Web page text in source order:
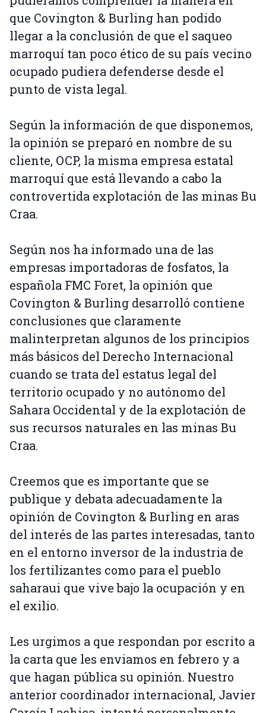
que Covington & Burling han podido
llegar a la conclusión de que el saqueo
marroquí tan poco ético de su país vecino
ocupado pudiera defenderse desde el
punto de vista legal.
Según la información de que disponemos,
la opinión se preparó en nombre de su
cliente, OCP, la misma empresa estatal
marroquí que está llevando a cabo la
controvertida explotación de las minas Bu
Craa.
Según nos ha informado una de las
empresas importadoras de fosfatos, la
española FMC Foret, la opinión que
Covington & Burling desarrolló contiene
conclusiones que claramente
malinterpretan algunos de los principios
más básicos del Derecho Internacional
cuando se trata del estatus legal del
territorio ocupado y no autónomo del
Sahara Occidental y de la explotación de
sus recursos naturales en las minas Bu
Craa.
Creemos que es importante que se
publique y debata adecuadamente la
opinión de Covington & Burling en aras
del interés de las partes interesadas, tanto
en el entorno inversor de la industria de
los fertilizantes como para el pueblo
saharaui que vive bajo la ocupación y en
el exilio.
Les urgimos a que respondan por escrito a
la carta que les enviamos en febrero y a
que hagan pública su opinión. Nuestro
anterior coordinador internacional, Javier